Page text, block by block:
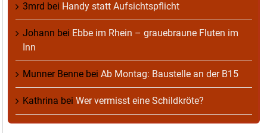
3mrd bei Handy statt Aufsichtspflicht
Johann bei Ebbe im Rhein – grauebraune Fluten im
Inn
Munner Benne bei Ab Montag: Baustelle an der B15
Kathrina bei Wer vermisst eine Schildkröte?